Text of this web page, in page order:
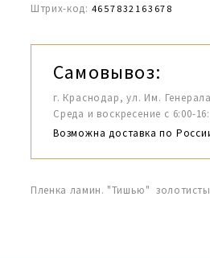
Штрих-код: 4657832163678
Самовывоз:
г. Краснодар, ул. Им.
Среда и воскресение с 6:00-
Возможна доставка по
Пленка ламин. "Тишью"